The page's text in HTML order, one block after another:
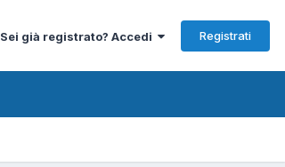
Sei già registrato? Accedi Registrati